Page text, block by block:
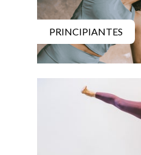
PRINCIPIANTES